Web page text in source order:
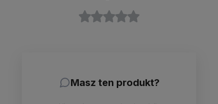
Masz ten produkt?